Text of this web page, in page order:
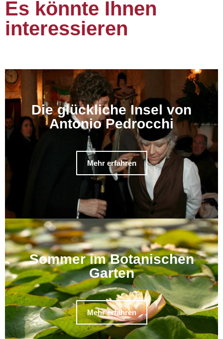
Es könnte Ihnen
interessieren
Die glückliche Insel von
Antonio Pedrocchi
Mehr erfahren
Sommer im Botanischen
Garten
Mehr erfahren